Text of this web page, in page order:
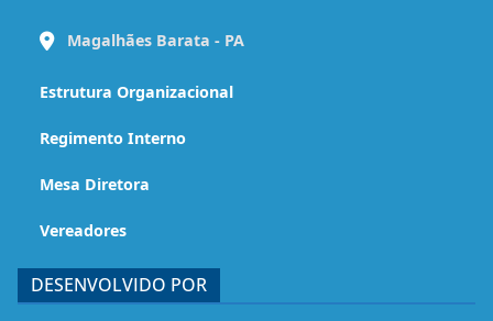
Magalhães Barata - PA
Estrutura Organizacional
Regimento Interno
Mesa Diretora
Vereadores
DESENVOLVIDO POR